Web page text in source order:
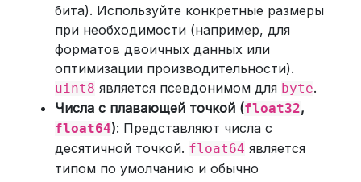
бита). Используйте конкретные размеры
при необходимости (например, для
форматов двоичных данных или
оптимизации производительности).
uint8 является псевдонимом для byte.
Числа с плавающей точкой (float32,
float64): Представляют числа с
десятичной точкой. float64 является
типом по умолчанию и обычно